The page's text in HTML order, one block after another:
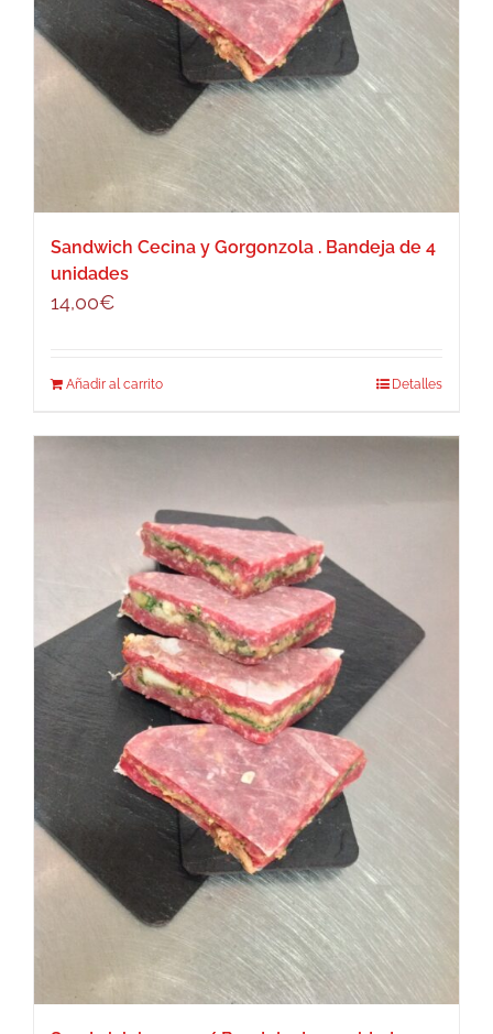
Sandwich Cecina y Gorgonzola . Bandeja de 4
unidades
14,00€
Añadir al carrito Detalles